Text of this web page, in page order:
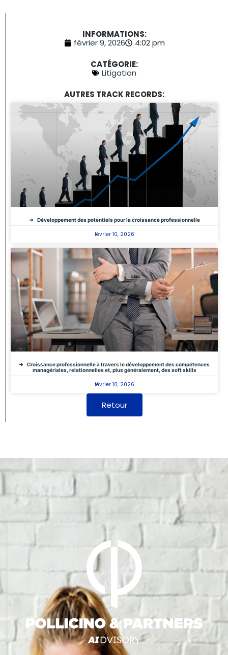
INFORMATIONS:
février 9, 2026
4:02 pm
CATÉGORIE:
Litigation
AUTRES TRACK RECORDS:
Développement des potentiels pour la croissance professionnelle
février 10, 2026
Croissance professionnelle à travers le développement des compétences
managériales, relationnelles et, plus généralement, des soft skills
février 10, 2026
Retour